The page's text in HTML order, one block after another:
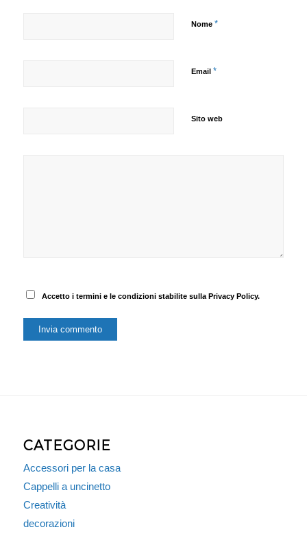
Nome *
Email *
Sito web
Accetto i termini e le condizioni stabilite sulla Privacy Policy.
CATEGORIE
Accessori per la casa
Cappelli a uncinetto
Creatività
decorazioni